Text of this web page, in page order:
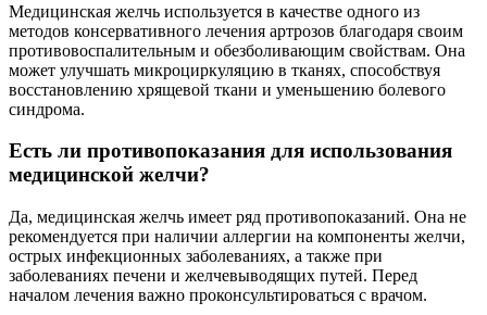
Медицинская желчь используется в качестве одного из
методов консервативного лечения артрозов благодаря своим
противовоспалительным и обезболивающим свойствам. Она
может улучшать микроциркуляцию в тканях, способствуя
восстановлению хрящевой ткани и уменьшению болевого
синдрома.
Есть ли противопоказания для использования
медицинской желчи?
Да, медицинская желчь имеет ряд противопоказаний. Она не
рекомендуется при наличии аллергии на компоненты желчи,
острых инфекционных заболеваниях, а также при
заболеваниях печени и желчевыводящих путей. Перед
началом лечения важно проконсультироваться с врачом.